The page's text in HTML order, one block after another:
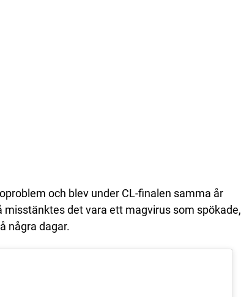
och blev under CL-finalen samma år
misstänktes det vara ett magvirus som spökade,
några dagar.